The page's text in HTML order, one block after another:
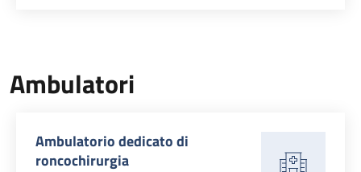
Ambulatori
Ambulatorio dedicato di
roncochirurgia